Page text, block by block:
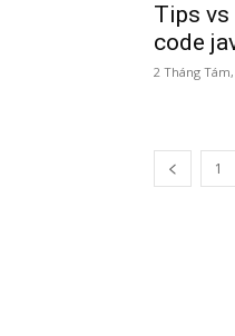
Tips vs
code
2 Tháng Tám,
1